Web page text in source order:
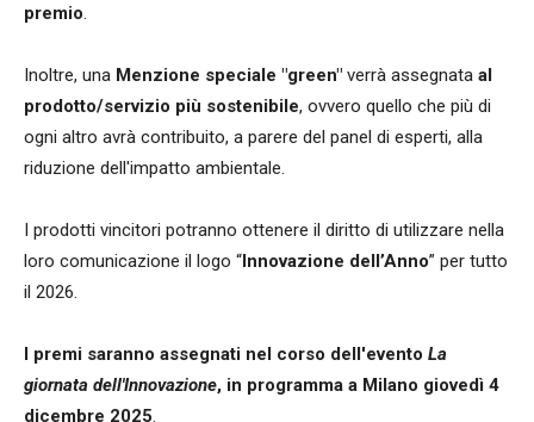
premio.
Inoltre, una Menzione speciale "green" verrà assegnata al
prodotto/servizio più sostenibile, ovvero quello che più di
ogni altro avrà contribuito, a parere del panel di esperti, alla
riduzione dell'impatto ambientale.
I prodotti vincitori potranno ottenere il diritto di utilizzare nella
loro comunicazione il logo “Innovazione dell’Anno” per tutto
il 2026.
I premi saranno assegnati nel corso dell'evento La
giornata dell'Innovazione, in programma a Milano giovedì 4
dicembre 2025.